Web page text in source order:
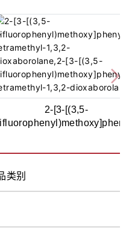
2-[3-[(3,5-
类别